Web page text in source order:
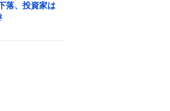
落、投資家は